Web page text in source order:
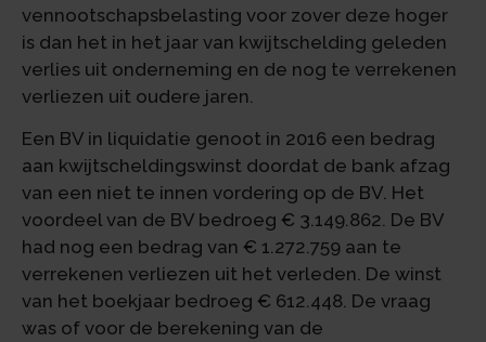
vennootschapsbelasting voor zover deze hoger
is dan het in het jaar van kwijtschelding geleden
verlies uit onderneming en de nog te verrekenen
verliezen uit oudere jaren.
Een BV in liquidatie genoot in 2016 een bedrag
aan kwijtscheldingswinst doordat de bank afzag
van een niet te innen vordering op de BV. Het
voordeel van de BV bedroeg € 3.149.862. De BV
had nog een bedrag van € 1.272.759 aan te
verrekenen verliezen uit het verleden. De winst
van het boekjaar bedroeg € 612.448. De vraag
was of voor de berekening van de